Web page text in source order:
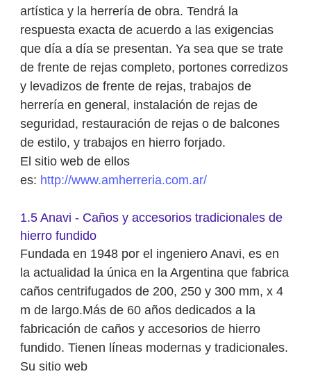
artística y la herrería de obra. Tendrá la
respuesta exacta de acuerdo a las exigencias
que día a día se presentan. Ya sea que se trate
de frente de rejas completo, portones corredizos
y levadizos de frente de rejas, trabajos de
herrería en general, instalación de rejas de
seguridad, restauración de rejas o de balcones
de estilo, y trabajos en hierro forjado.
El sitio web de ellos
es: http://www.amherreria.com.ar/
1.5 Anavi - Caños y accesorios tradicionales de
hierro fundido
Fundada en 1948 por el ingeniero Anavi, es en
la actualidad la única en la Argentina que fabrica
caños centrifugados de 200, 250 y 300 mm, x 4
m de largo.Más de 60 años dedicados a la
fabricación de caños y accesorios de hierro
fundido. Tienen líneas modernas y tradicionales.
Su sitio web